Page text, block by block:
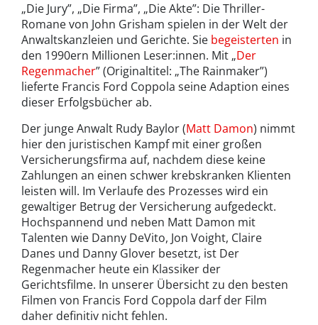
„Die Jury”, „Die Firma”, „Die Akte”: Die Thriller-
Romane von John Grisham spielen in der Welt der
Anwaltskanzleien und Gerichte. Sie begeisterten in
den 1990ern Millionen Leser:innen. Mit „Der
Regenmacher” (Originaltitel: „The Rainmaker”)
lieferte Francis Ford Coppola seine Adaption eines
dieser Erfolgsbücher ab.
Der junge Anwalt Rudy Baylor (Matt Damon) nimmt
hier den juristischen Kampf mit einer großen
Versicherungsfirma auf, nachdem diese keine
Zahlungen an einen schwer krebskranken Klienten
leisten will. Im Verlaufe des Prozesses wird ein
gewaltiger Betrug der Versicherung aufgedeckt.
Hochspannend und neben Matt Damon mit
Talenten wie Danny DeVito, Jon Voight, Claire
Danes und Danny Glover besetzt, ist Der
Regenmacher heute ein Klassiker der
Gerichtsfilme. In unserer Übersicht zu den besten
Filmen von Francis Ford Coppola darf der Film
daher definitiv nicht fehlen.